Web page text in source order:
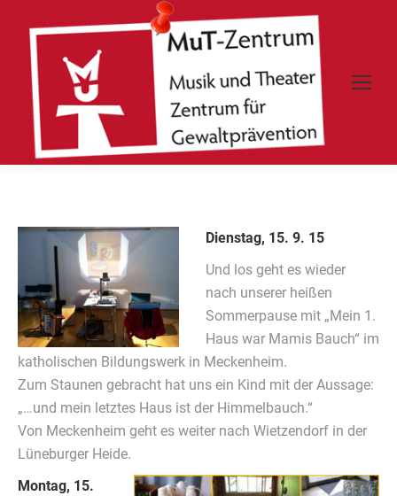
Dienstag, 15. 9. 15
Und los geht es wieder
nach unserer heißen
Sommerpause mit „Mein 1.
Haus war Mamis Bauch“ im
katholischen Bildungswerk in Meckenheim.
Zum Staunen gebracht hat uns ein Kind mit der Aussage:
„…und mein letztes Haus ist der Himmelbauch.“
Von Meckenheim geht es weiter nach Wietzendorf in der
Lüneburger Heide.
Montag, 15.